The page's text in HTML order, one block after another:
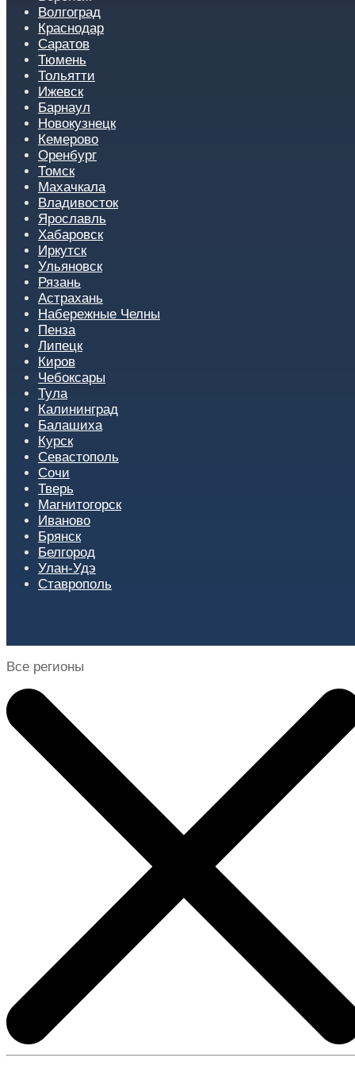
Волгоград
Краснодар
Саратов
Тюмень
Тольятти
Ижевск
Барнаул
Новокузнецк
Кемерово
Оренбург
Томск
Махачкала
Владивосток
Ярославль
Хабаровск
Иркутск
Ульяновск
Рязань
Астрахань
Набережные Челны
Пенза
Липецк
Киров
Чебоксары
Тула
Калининград
Балашиха
Курск
Севастополь
Сочи
Тверь
Магнитогорск
Иваново
Брянск
Белгород
Улан-Удэ
Ставрополь
Все регионы